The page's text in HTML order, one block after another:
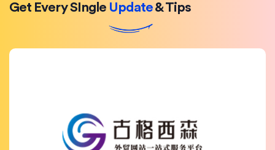
Get Every SIngle Update& Tips